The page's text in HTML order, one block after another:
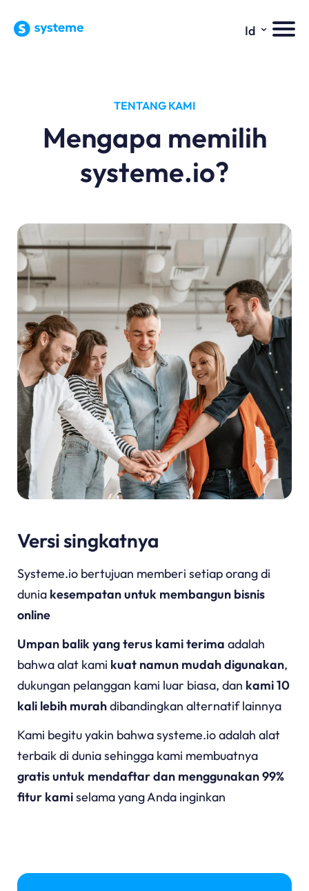
Id ⌄
TENTANG KAMI
Mengapa memilih
systeme.io?
Versi singkatnya
Systeme.io bertujuan memberi setiap orang di
dunia kesempatan untuk membangun bisnis
online
Umpan balik yang terus kami terima adalah
bahwa alat kami kuat namun mudah digunakan,
dukungan pelanggan kami luar biasa, dan kami 10
kali lebih murahdibandingkan alternatif lainnya
Kami begitu yakin bahwasysteme.ioadalah alat
terbaik di dunia sehingga kami membuatnya
gratis untuk mendaftar dan menggunakan 99%
fitur kamiselama yang Anda inginkan